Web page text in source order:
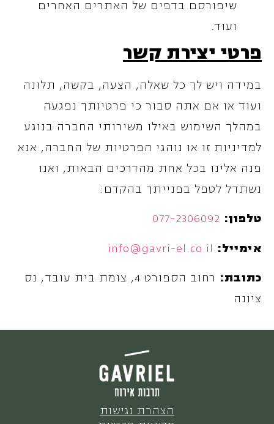
שיפורסם בדפים של האתרים האחרים
ועוד.
פרטי יצירת קשר
במידה ויש לך כל שאלה, הצעה, בקשה, תלונה
ועוד או אם אתה סבור כי פרטיותך נפגעה
במהלך השימוש באילו משירותי החברה בנוגע
למדיניות זו או נוהגי הפרטיות של החברה, אנא
פנה אלינו בכל אחת מהדרכים הבאות, ואנו
נשתדל לטפל בפנייתך בהקדם:
טלפון: 077-2306092
אימייל: info@gavri-el.co.il
כתובת:
רחוב הספורט 4, צומת בית עובד, נס
ציונה
הצהרת נגישות